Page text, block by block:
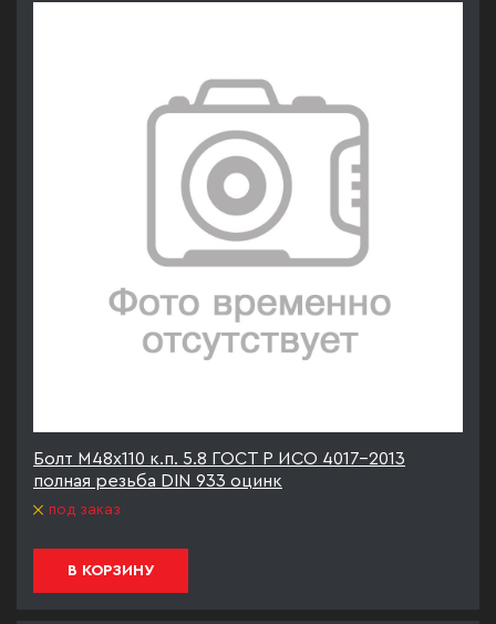
Болт М48х110 к.п. 5.8 ГОСТ Р ИСО 4017-2013
полная резьба DIN 933 оцинк
под заказ
В КОРЗИНУ